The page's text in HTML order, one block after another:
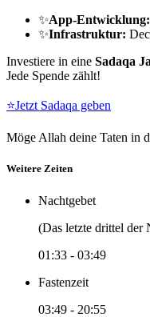
✨App-Entwicklung:
✨Infrastruktur:
Investiere in eine Sadaqa
Jede Spende zählt!
⭐Jetzt Sadaqa geben
Möge Allah deine Taten in
Weitere Zeiten
Nachtgebet
(Das letzte drittel der
01:33 - 03:49
Fastenzeit
03:49 - 20:55